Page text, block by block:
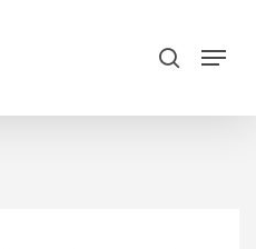
search
Menu
Close